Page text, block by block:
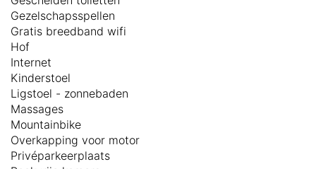
Gezelschapsspellen
Gratis breedband wifi
Hof
Internet
Kinderstoel
Ligstoel - zonnebaden
Massages
Mountainbike
Overkapping voor motor
Privéparkeerplaats